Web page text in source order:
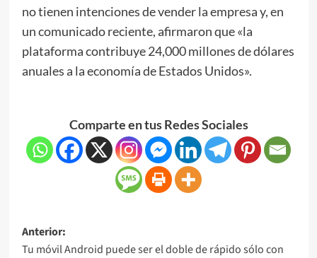
no tienen intenciones de vender la empresa y, en
un comunicado reciente, afirmaron que «la
plataforma contribuye 24,000 millones de dólares
anuales a la economía de Estados Unidos».
Comparte en tus Redes Sociales
Anterior:
Tu móvil Android puede ser el doble de rápido sólo con